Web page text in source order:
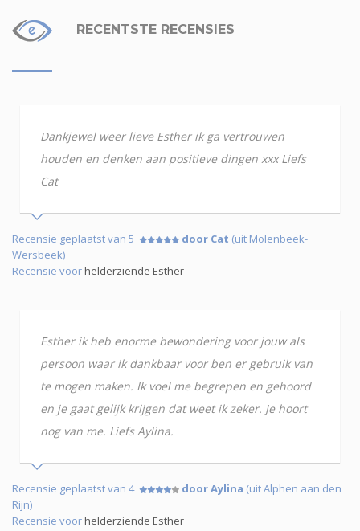
RECENTSTE RECENSIES
Dankjewel weer lieve Esther ik ga vertrouwen
houden en denken aan positieve dingen xxx Liefs
Cat
Recensie geplaatst van 5 door Cat (uit Molenbeek-
Wersbeek)
Recensie voorhelderziende Esther
Esther ik heb enorme bewondering voor jouw als
persoon waar ik dankbaar voor ben er gebruik van
te mogen maken. Ik voel me begrepen en gehoord
en je gaat gelijk krijgen dat weet ik zeker. Je hoort
nog van me. Liefs Aylina.
Recensie geplaatst van 4 door Aylina (uit Alphen aan den
Rijn)
Recensie voorhelderziende Esther